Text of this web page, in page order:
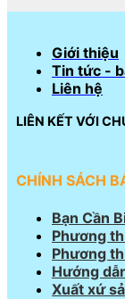
Giới thiệu
Tin tức -
Liên hệ
LIÊN KẾT
CHÍNH SÁCH
Bạn Cần
Phương
Phương
Hướng
Xuất xứ